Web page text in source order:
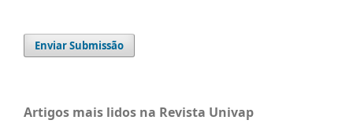
Enviar Submissão
Artigos mais lidos na Revista Univap